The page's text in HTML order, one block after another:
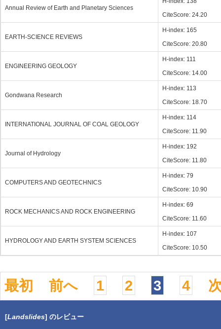
Annual Review of Earth and Planetary Sciences
CiteScore: 24.20
EARTH-SCIENCE REVIEWS
H-index: 165
CiteScore: 20.80
ENGINEERING GEOLOGY
H-index: 111
CiteScore: 14.00
Gondwana Research
H-index: 113
CiteScore: 18.70
INTERNATIONAL JOURNAL OF COAL GEOLOGY
H-index: 114
CiteScore: 11.90
Journal of Hydrology
H-index: 192
CiteScore: 11.80
COMPUTERS AND GEOTECHNICS
H-index: 79
CiteScore: 10.90
ROCK MECHANICS AND ROCK ENGINEERING
H-index: 69
CiteScore: 11.60
HYDROLOGY AND EARTH SYSTEM SCIENCES
H-index: 107
CiteScore: 10.50
最初 前へ 1 2 3 4
[Landslides] のレビュー